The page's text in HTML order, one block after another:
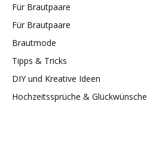
Für Brautpaare
Für Brautpaare
Brautmode
Tipps & Tricks
DIY und Kreative Ideen
Hochzeitssprüche & Glückwünsche